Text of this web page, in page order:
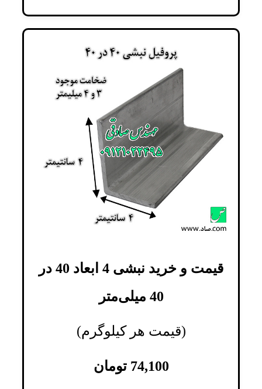
قیمت و خرید نبشی 4 ابعاد 40 در
40 میلی‌متر
(قیمت هر کیلوگرم)
74,100 تومان